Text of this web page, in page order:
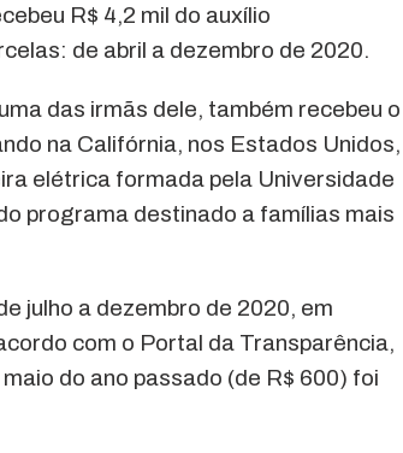
R$ 4,2 mil do auxílio
de abril a dezembro de 2020.
das irmãs dele, também recebeu o
na Califórnia, nos Estados Unidos,
elétrica formada pela Universidade
programa destinado a famílias mais
julho a dezembro de 2020, em
com o Portal da Transparência,
do ano passado (de R$ 600) foi